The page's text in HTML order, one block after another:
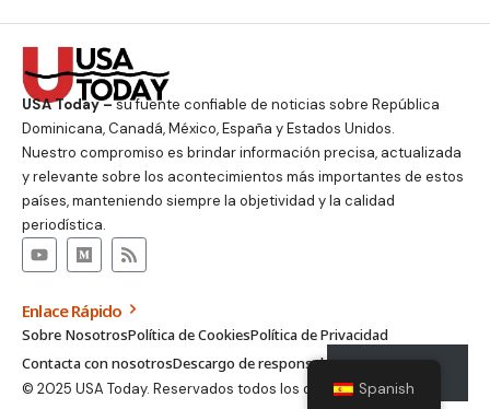
USA Today –su fuente confiable de noticias sobre República
Dominicana, Canadá, México, España y Estados Unidos.
Nuestro compromiso es brindar información precisa, actualizada
y relevante sobre los acontecimientos más importantes de estos
países, manteniendo siempre la objetividad y la calidad
periodística.
Enlace Rápido
Sobre NosotrosPolítica de CookiesPolítica de Privacidad
Contacta con nosotrosDescargo de responsabilidad
© 2025 USA Today. Reservados todos los derechos.Spanish